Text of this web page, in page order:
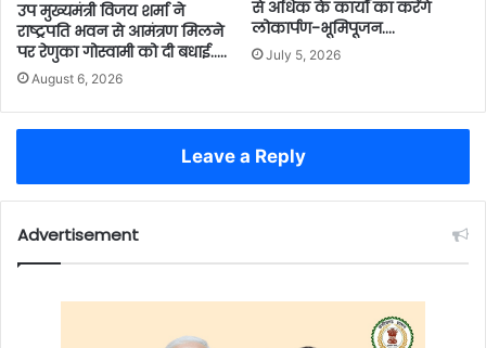
उप मुख्यमंत्री विजय शर्मा ने
राष्ट्रपति भवन से आमंत्रण मिलने
पर रेणुका गोस्वामी को दी बधाई…..
August 6, 2026
से अधिक के कार्यों का करेंगे
लोकार्पण-भूमिपूजन….
July 5, 2026
Leave a Reply
Advertisement